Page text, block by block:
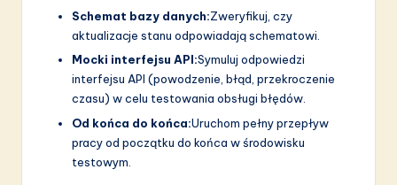
Schemat bazy danych:Zweryfikuj, czy
aktualizacje stanu odpowiadają schematowi.
Mocki interfejsu API:Symuluj odpowiedzi
interfejsu API (powodzenie, błąd, przekroczenie
czasu) w celu testowania obsługi błędów.
Od końca do końca:Uruchom pełny przepływ
pracy od początku do końca w środowisku
testowym.